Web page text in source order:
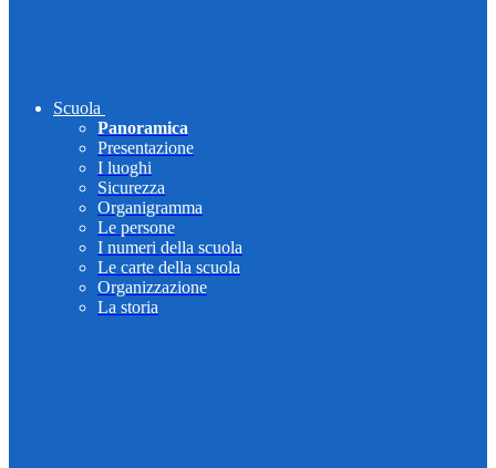
Scuola
Panoramica
Presentazione
I luoghi
Sicurezza
Organigramma
Le persone
I numeri della scuola
Le carte della scuola
Organizzazione
La storia